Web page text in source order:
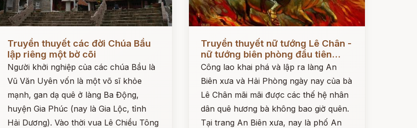
Đọc ngay
Truyền thuyết các đời Chúa Bầu
lập riêng một bờ cõi
Người khởi nghiệp của các chúa Bầu là
Vũ Văn Uyên vốn là một võ sĩ khỏe
mạnh, gan dạ quê ở làng Ba Động,
huyện Gia Phúc (nay là Gia Lộc, tỉnh
Hải Dương). Vào thời vua Lê Chiều Tông
Đọc ngay
Truyền thuyết nữ tướng Lê Chân -
nữ tướng biên phòng đầu tiên...
Công lao khai phá và lập ra làng An
Biên xưa và Hải Phòng ngày nay của bà
Lê Chân mãi mãi được các thế hệ nhân
dân quê hương bà không bao giờ quên.
Tại trang An Biên xưa, nay là phố An